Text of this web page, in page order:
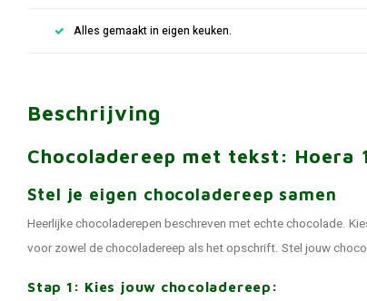
Alles gemaakt in eigen keuken.
Beschrijving
Chocoladereep met tekst: Hoera
Stel je eigen chocoladereep samen
Heerlijke chocoladerepen beschreven met echte chocolade.
voor zowel de chocoladereep als het opschrift. Stel jouw
Stap 1: Kies jouw chocoladereep: